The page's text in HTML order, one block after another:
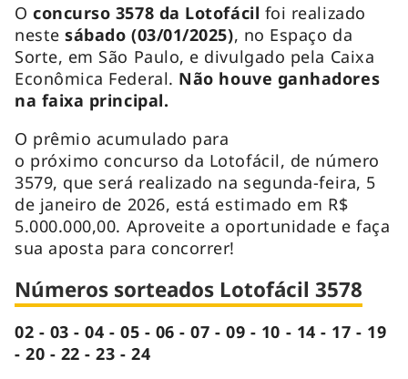
Oconcurso 3578 da Lotofácil foi realizado
nestesábado (03/01/2025), no Espaço da
Sorte, em São Paulo, e divulgado pela Caixa
Econômica Federal. Não houve ganhadores
na faixa principal.
O prêmio acumulado para
o próximo concurso da Lotofácil, de número
3579, que será realizado na segunda-feira, 5
de janeiro de 2026, está estimado em R$
5.000.000,00. Aproveite a oportunidade e faça
sua aposta para concorrer!
Números sorteados Lotofácil 3578
02 - 03 - 04 - 05 - 06 - 07 - 09 - 10 - 14 - 17 - 19
- 20 - 22 - 23 - 24